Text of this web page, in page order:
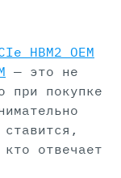
HBM2 OEM
— это не
при покупке
отвечает